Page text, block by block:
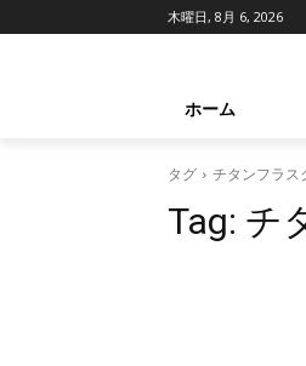
木曜日, 8月 6, 2026
ホーム
タグ チタンフラス
Tag: チ